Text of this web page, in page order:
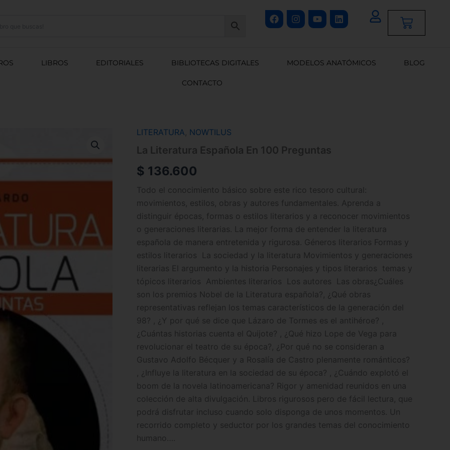
FacebookInstagram
YoutubeLinkedin
Cart
LIBROS EDITORIALES BIBLIOTECAS DIGITALES MODELOS ANATÓMICOS BLOG
CONTACTO
LITERATURA, NOWTILUS
La Literatura Española En 100 Preguntas
$ 136.600
Todo el conocimiento básico sobre este rico tesoro cultural:
movimientos, estilos, obras y autores fundamentales. Aprenda a
distinguir épocas, formas o estilos literarios y a reconocer movimientos
o generaciones literarias. La mejor forma de entender la literatura
española de manera entretenida y rigurosa. Géneros literarios Formas y
estilos literarios  La sociedad y la literatura Movimientos y generaciones
literarias El argumento y la historia Personajes y tipos literarios  temas y
tópicos literarios  Ambientes literarios  Los autores  Las obras¿Cuáles
son los premios Nobel de la Literatura española?, ¿Qué obras
representativas reflejan los temas característicos de la generación del
98? , ¿Y por qué se dice que Lázaro de Tormes es el antihéroe? ,
¿Cuántas historias cuenta el Quijote? , ¿Qué hizo Lope de Vega para
revolucionar el teatro de su época?, ¿Por qué no se consideran a
Gustavo Adolfo Bécquer y a Rosalía de Castro plenamente románticos?
, ¿Influye la literatura en la sociedad de su época? , ¿Cuándo explotó el
boom de la novela latinoamericana? Rigor y amenidad reunidos en una
colección de alta divulgación. Libros rigurosos pero de fácil lectura, que
podrá disfrutar incluso cuando solo disponga de unos momentos. Un
recorrido completo y seductor por los grandes temas del conocimiento
humano….
La
Española
100
cantidad